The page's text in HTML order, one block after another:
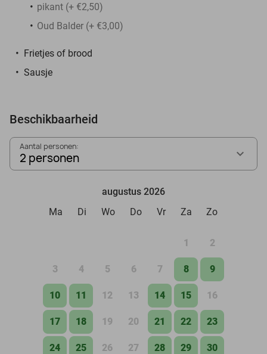
pikant (+ €2,50)
Oud Balder (+ €3,00)
Frietjes of brood
Sausje
Beschikbaarheid
Aantal personen:
2 personen
augustus 2026
Ma
Di Wo Do Vr Za Zo
1 2
3 4 5 6 7 8 9
10 11 12 13 14 15 16
17 18 19 20 21 22 23
24 25 26 27 28 29 30